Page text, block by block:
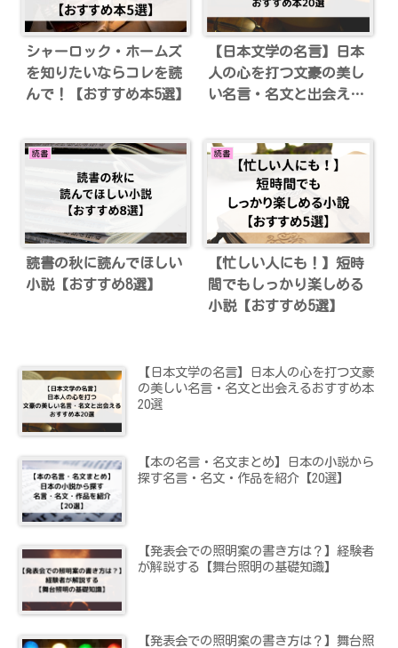
シャーロック・ホームズ
を知りたいならコレを読
んで！【おすすめ本5選】
【日本文学の名言】日本
人の心を打つ文豪の美し
い名言・名文と出会える
読書
読書の秋に読んでほしい
小説【おすすめ8選】
読書
【忙しい人にも！】短時
間でもしっかり楽しめる
小説【おすすめ5選】
【日本文学の名言】日本人の心を打つ文豪
の美しい名言・名文と出会えるおすすめ本
20選
【本の名言・名文まとめ】日本の小説から
探す名言・名文・作品を紹介【20選】
【発表会での照明案の書き方は？】経験者
が解説する【舞台照明の基礎知識】
【発表会での照明案の書き方は？】舞台照